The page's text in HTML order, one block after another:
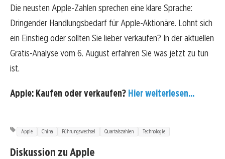
Die neusten Apple-Zahlen sprechen eine klare Sprache:
Dringender Handlungsbedarf für Apple-Aktionäre. Lohnt sich
ein Einstieg oder sollten Sie lieber verkaufen? In der aktuellen
Gratis-Analyse vom 6. August erfahren Sie was jetzt zu tun
ist.
Apple: Kaufen oder verkaufen? Hier weiterlesen...
Apple China Führungswechsel Quartalszahlen Technologie
Diskussion zu Apple